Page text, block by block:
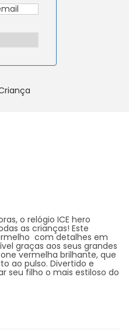
o relógio ICE hero
as crianças! Este
com detalhes em
graças aos seus grandes
vermelha brilhante, que
ao pulso. Divertido e
seu filho o mais estiloso do